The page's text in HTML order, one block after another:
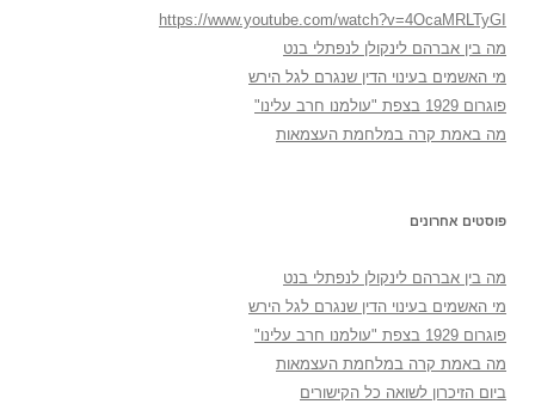
https://www.youtube.com/watch?v=4OcaMRLTyGI
מה בין אברהם לינקולן לנפתלי בנט
מי האשמים בעינוי הדין שנגרם לגל הירש
פוגרום 1929 בצפת "עולמנו חרב עלינו"
מה באמת קרה במלחמת העצמאות
פוסטים אחרונים
מה בין אברהם לינקולן לנפתלי בנט
מי האשמים בעינוי הדין שנגרם לגל הירש
פוגרום 1929 בצפת "עולמנו חרב עלינו"
מה באמת קרה במלחמת העצמאות
ביום הזיכרון לשואה כל הקישורים